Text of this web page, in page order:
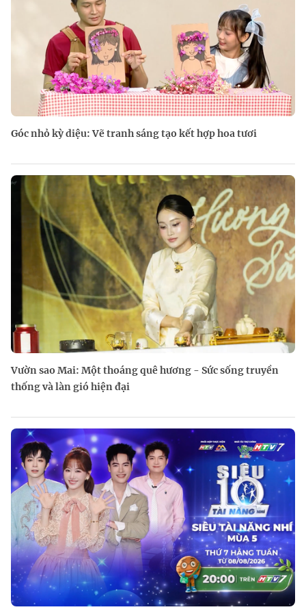
Góc nhỏ kỳ diệu: Vẽ tranh sáng tạo kết hợp hoa tươi
Vườn sao Mai: Một thoáng quê hương - Sức sống truyền
thống và làn gió hiện đại